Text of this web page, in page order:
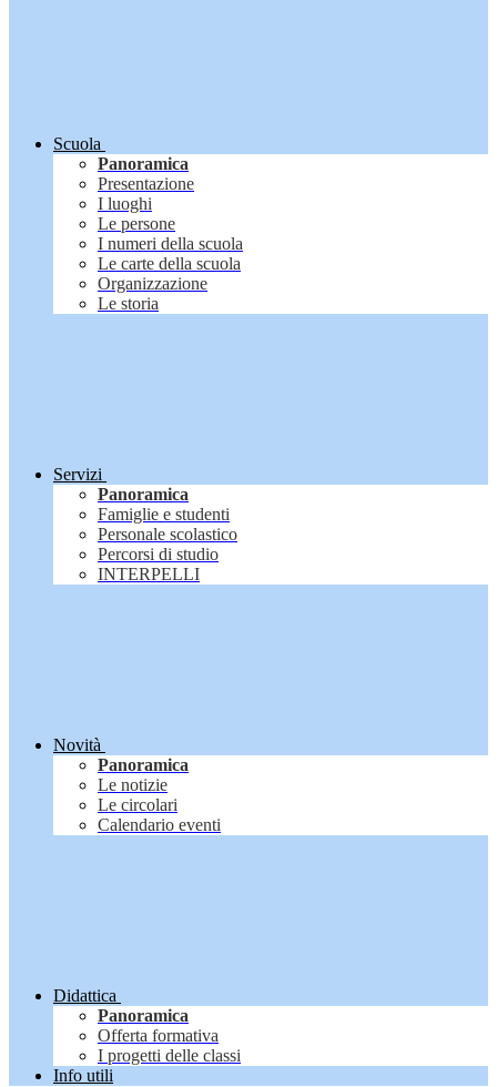
Scuola
Panoramica
Presentazione
I luoghi
Le persone
I numeri della scuola
Le carte della scuola
Organizzazione
Le storia
Servizi
Panoramica
Famiglie e studenti
Personale scolastico
Percorsi di studio
INTERPELLI
Novità
Panoramica
Le notizie
Le circolari
Calendario eventi
Didattica
Panoramica
Offerta formativa
I progetti delle classi
Info utili